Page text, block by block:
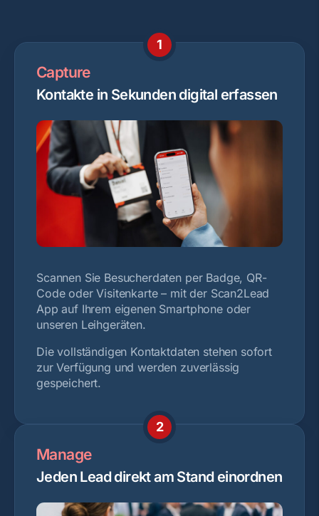
1
Capture
Kontakte in Sekunden digital erfassen
Scannen Sie Besucherdaten per Badge, QR-
Code oder Visitenkarte – mit der Scan2Lead
App auf Ihrem eigenen Smartphone oder
unseren Leihgeräten.
Die vollständigen Kontaktdaten stehen sofort
zur Verfügung und werden zuverlässig
gespeichert.
2
Manage
Jeden Lead direkt am Stand einordnen